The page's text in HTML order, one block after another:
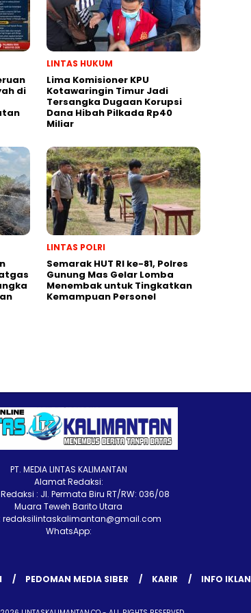
di
LINTAS HUKUM
Lima Komisioner KPU
Kotawaringin Timur Jadi
Tersangka Dugaan Korupsi
Dana Hibah Pilkada Rp40
Miliar
LINTAS POLRI
Semarak HUT RI ke-81, Polres
Gunung Mas Gelar Lomba
Menembak untuk Tingkatkan
Kemampuan Personel
PT. MEDIA LINTAS KALIMANTAN
Alamat Redaksi:
: Jl. Permata Biru RT/RW: 036/08
Muara Teweh Barito Utara
redaksilintaskalimantan@gmail.com
WhatsApp:
PEDOMAN MEDIA SIBER KARIR INFO IKLAN